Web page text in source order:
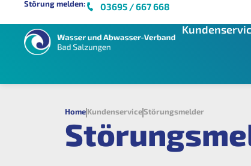
Störung melden: 03695 / 667 668
Home KundenserviceStörungsmelder